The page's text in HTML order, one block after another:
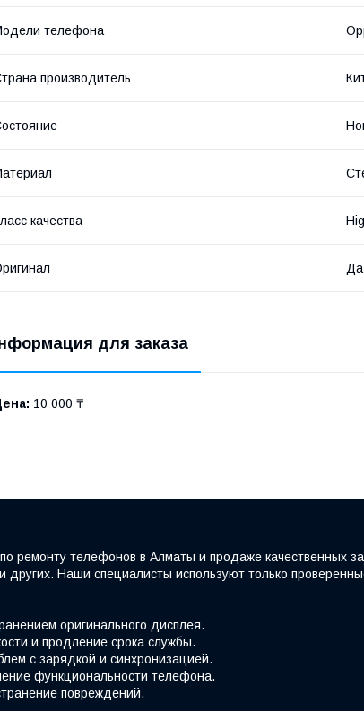
телефона
производитель
качества
Да
для заказа
10 000 ₸
телефонов в Алматы и продаже качественных
других. Наши специалисты используют только
оригинального дисплея.
и продление срока службы.
с зарядкой и синхронизацией.
функциональности телефона.
повреждений.